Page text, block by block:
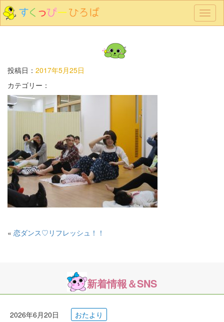
メ
ニ
投稿日： 2017年5月25日
カテゴリー：
« 恋ダンス♡リフレッシュ！！
新着情報＆SNS
2026年6月20日 おたより